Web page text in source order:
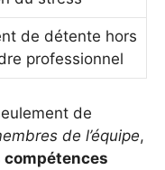
de détente hors
professionnel
de
de l’équipe,
compétences